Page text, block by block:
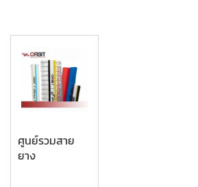
ศูนย์รวมสาย
ยาง